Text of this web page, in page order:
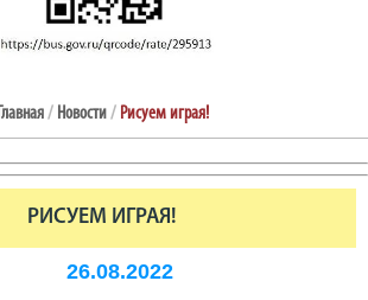
Главная / Новости / Рисуем играя!
РИСУЕМ ИГРАЯ!
26.08.2022